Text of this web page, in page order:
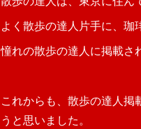
よく散歩の達人片手に、珈
憧れの散歩の達人に掲載さ
これからも、散歩の達人掲
うと思いました。